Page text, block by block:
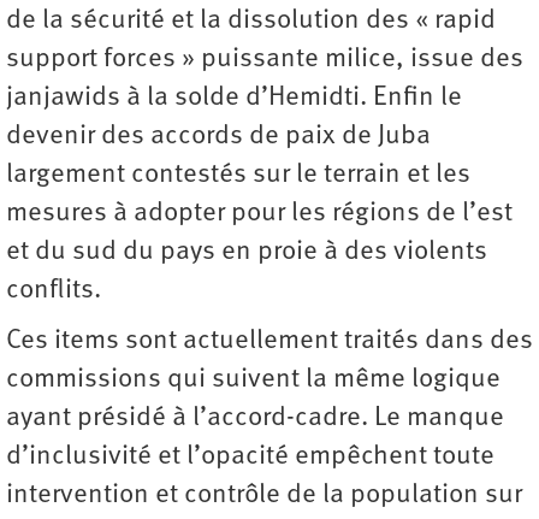
de la sécurité et la dissolution des « rapid
support forces » puissante milice, issue des
janjawids à la solde d’Hemidti. Enfin le
devenir des accords de paix de Juba
largement contestés sur le terrain et les
mesures à adopter pour les régions de l’est
et du sud du pays en proie à des violents
conflits.
Ces items sont actuellement traités dans des
commissions qui suivent la même logique
ayant présidé à l’accord-cadre. Le manque
d’inclusivité et l’opacité empêchent toute
intervention et contrôle de la population sur